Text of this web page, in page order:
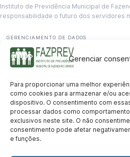
Gerenciar
Para proporcionar uma melhor
como cookies para armazenar e/ou
dispositivo. O consentimento com
processar dados como
exclusivos neste site. O não
consentimento pode afetar
e funções.
Instituto de Previdência Municipal de
responsabilidade o futuro dos servidores
GERENCIAMENTO DE DADOS
Departamento de informação
contato@fazprev.pr.gov.br
(41) 3995-2146
Serviços
Aposentadoria Pensão por Morte
Holerite Online Protocolo Online
Transparência
Portal da Transparência